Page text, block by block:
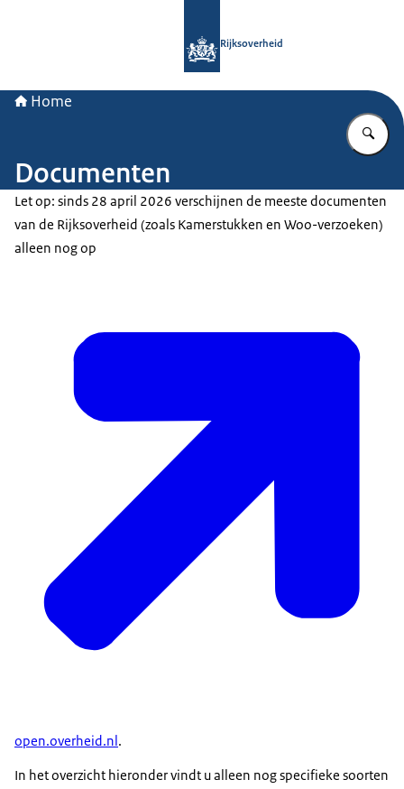
Rijksoverheid
Home
Documenten
Let op: sinds 28 april 2026 verschijnen de meeste documenten
van de Rijksoverheid (zoals Kamerstukken en Woo-verzoeken)
alleen nog op
open.overheid.nl.
In het overzicht hieronder vindt u alleen nog specifieke soorten